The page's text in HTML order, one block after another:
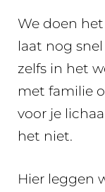
We doen het
laat nog
zelfs in het
met familie
voor je
het niet.
Hier leggen